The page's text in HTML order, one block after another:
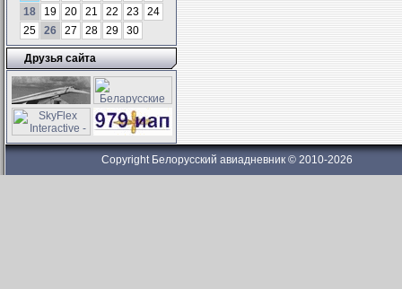
18
19 20 21 22 23
24
25
26 27 28 29 30
Друзья сайта
Copyright Белорусский авиадневник © 2010-2026